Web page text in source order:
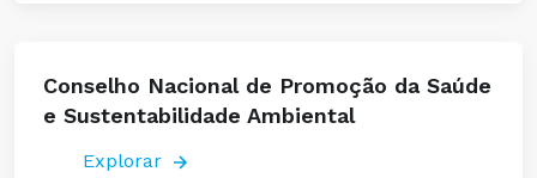
Conselho Nacional de Promoção da Saúde
e Sustentabilidade Ambiental
Explorar